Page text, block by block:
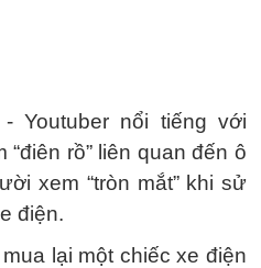
Youtuber nổi tiếng với
rồ” liên quan đến ô
xem “tròn mắt” khi sử
điện.
lại một chiếc xe điện